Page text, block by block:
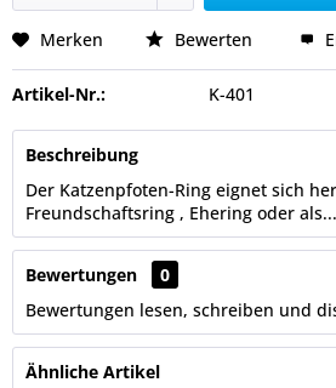
Merken Bewerten
Artikel-Nr.: K-401
Beschreibung
Der Katzenpfoten-Ring eignet sich
Freundschaftsring , Ehering oder als...
Bewertungen
0
Bewertungen lesen, schreiben und
Ähnliche Artikel